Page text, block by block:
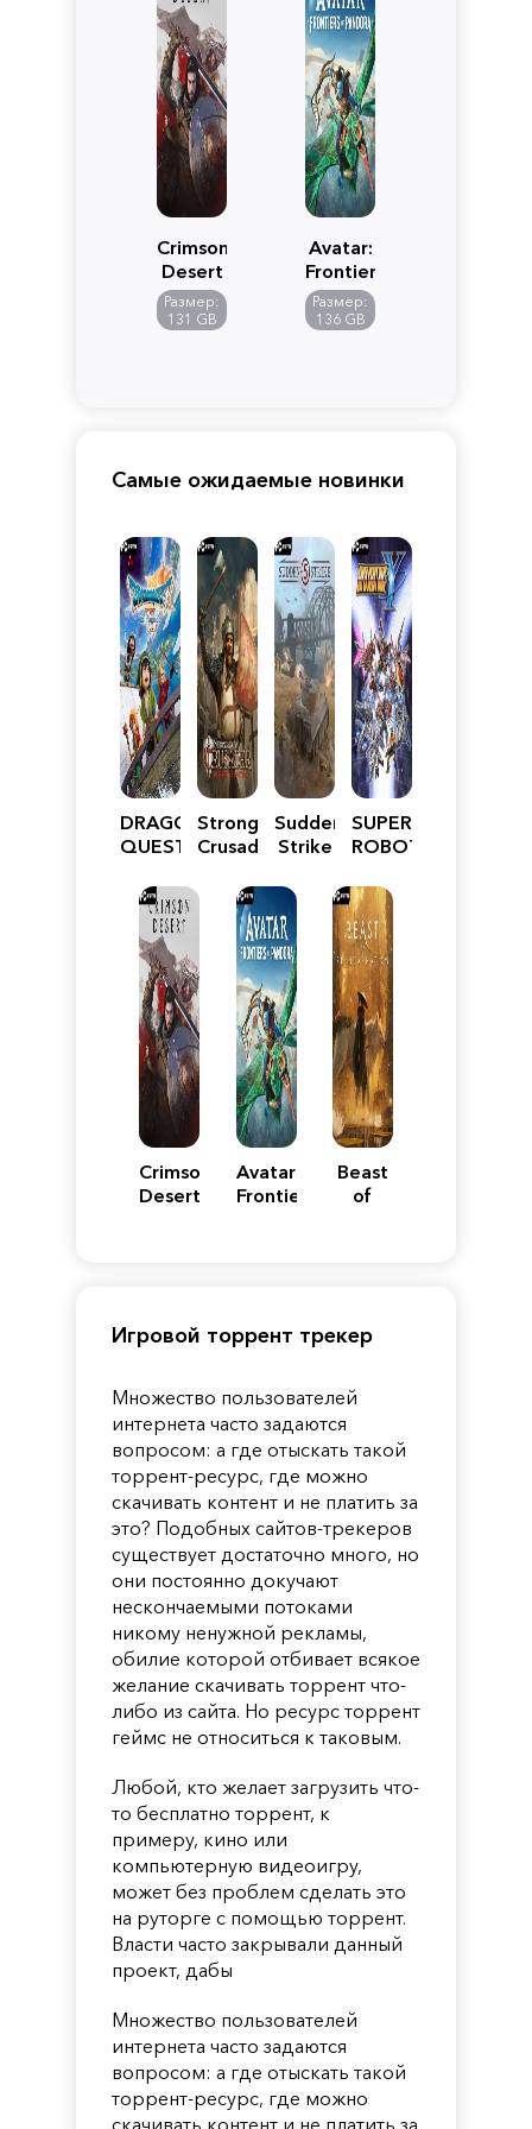
Crimson
Desert
Размер:
131 GB
Avatar:
Frontiers
of
Pandora
Размер:
136 GB
Самые ожидаемые новинки
DRAGON
QUEST
Reimagined
Stronghold
Crusader:
Edition
Sudden
Strike
SUPER
ROBOT
Y
Crimson
Desert
Avatar:
Frontiers
Beast
of
Игровой торрент трекер
Множество пользователей
интернета часто задаются
вопросом: а где отыскать такой
торрент-ресурс, где можно
скачивать контент и не платить за
это? Подобных сайтов-трекеров
существует достаточно много, но
они постоянно докучают
нескончаемыми потоками
никому ненужной рекламы,
обилие которой отбивает всякое
желание скачивать торрент что-
либо из сайта. Но ресурс торрент
геймс не относиться к таковым.
Любой, кто желает загрузить что-
то бесплатно торрент, к
примеру, кино или
компьютерную видеоигру,
может без проблем сделать это
на руторге с помощью торрент.
Власти часто закрывали данный
проект, дабы
Множество пользователей
интернета часто задаются
вопросом: а где отыскать такой
торрент-ресурс, где можно
скачивать контент и не платить за